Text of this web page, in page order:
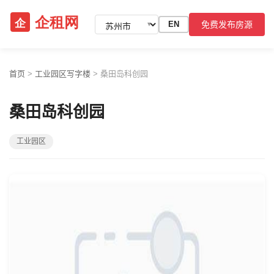
▼ EN 免费发布房源
首页 > 工业园区写字楼 > 桑田岛科创园
桑田岛科创园
工业园区